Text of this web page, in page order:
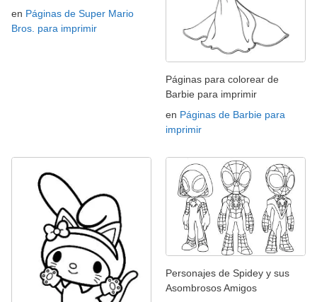
en Páginas de Super Mario
Bros. para imprimir
Páginas para colorear de
Barbie para imprimir
en Páginas de Barbie para
imprimir
Personajes de Spidey y sus
Asombrosos Amigos